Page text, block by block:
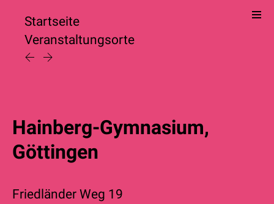
Startseite
Veranstaltungsorte
Hainberg-Gymnasium,
Göttingen
Friedländer Weg 19